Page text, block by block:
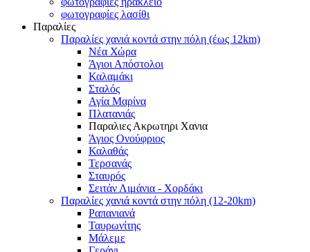
φωτογραφίες λασίθι
Παραλίες
Παραλίες χανιά κοντά στην πόλη (έως 12km)
Νέα Χώρα
Άγιοι Απόστολοι
Καλαμάκι
Σταλός
Αγία Μαρίνα
Πλατανιάς
Παραλιες Ακρωτηρι Χανια
Άγιος Ονούφριος
Καλαθάς
Τερσανάς
Σταυρός
Σειτάν Λιμάνια - Χορδάκι
Παραλίες χανιά κοντά στην πόλη (12-20km)
Ραπανιανά
Ταυρωνίτης
Μάλεμε